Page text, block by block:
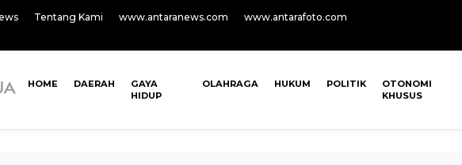
Tentang Kami www.antaranews.com
www.antarafoto.com
HOME DAERAH
GAYA
HIDUP
OLAHRAGA HUKUM POLITIK
OTONOMI
KHUSUS